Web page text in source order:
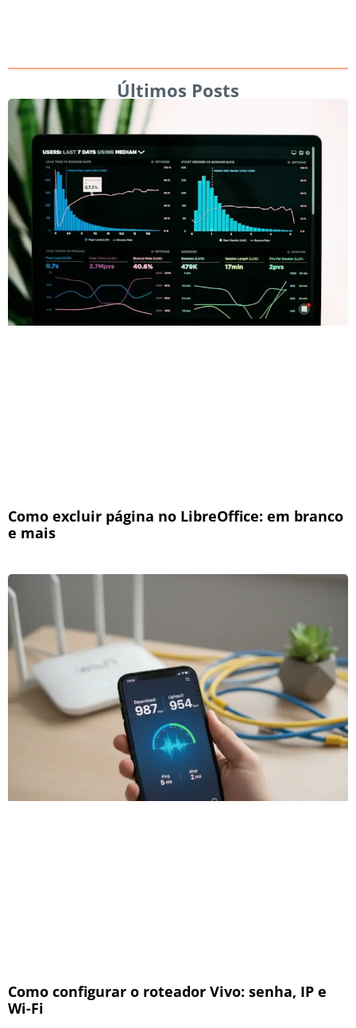
Últimos Posts
Como excluir página no LibreOffice: em branco
e mais
Como configurar o roteador Vivo: senha, IP e
Wi-Fi